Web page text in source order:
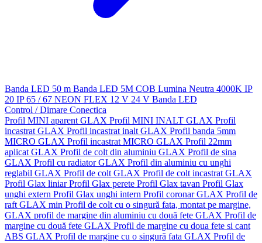
Banda LED 50 m Banda LED 5M COB Lumina Neutra 4000K IP
20 IP 65 / 67 NEON FLEX 12 V 24 V Banda LED
Control / Dimare Conectica
Profil MINI aparent GLAX Profil MINI INALT GLAX Profil
incastrat GLAX Profil incastrat inalt GLAX Profil banda 5mm
MICRO GLAX Profil incastrat MICRO GLAX Profil 22mm
aplicat GLAX Profil de colt din aluminiu GLAX Profil de sina
GLAX Profil cu radiator GLAX Profil din aluminiu cu unghi
reglabil GLAX Profil de colt GLAX Profil de colt incastrat GLAX
Profil Glax liniarProfil Glax perete Profil Glax tavan Profil Glax
unghi extern Profil Glax unghi intern Profil coronar GLAX Profil de
raft GLAX min Profil de colt cu o singură fata, montat pe margine,
GLAX profil de margine din aluminiu cu două fete GLAX Profil de
margine cu două fete GLAX Profil de margine cu doua fete si cant
ABS GLAX Profil de margine cu o singură fata GLAX Profil de